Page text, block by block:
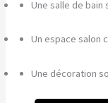
Une salle de bain
Un espace salon
Une décoration